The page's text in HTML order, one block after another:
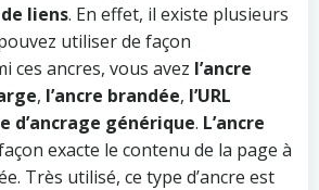
liens. En effet, il existe plusieurs
utiliser de façon
ces ancres, vous avez l’ancre
, l’ancre brandée, l’URL
d’ancrage générique. L’ancre
exacte le contenu de la page à
Très utilisé, ce type d’ancre est